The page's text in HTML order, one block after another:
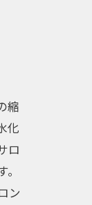
縮
化
ロ
ン